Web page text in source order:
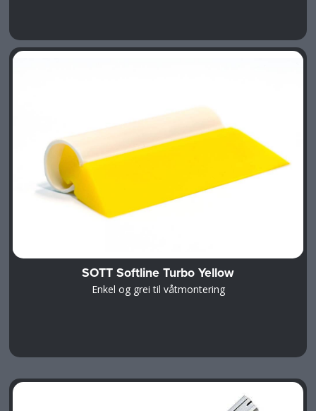
SOTT Softline Turbo Yellow
Enkel og grei til våtmontering